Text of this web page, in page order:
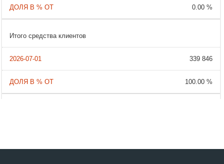
0.00 %
Итого средства клиентов
339 846
100.00 %